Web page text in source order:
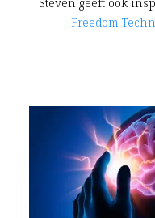
Freedom